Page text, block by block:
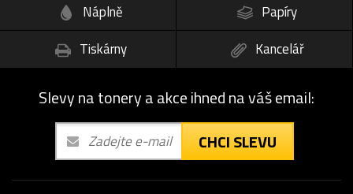
Náplně
Papíry
Tiskárny
Kancelář
Slevy na tonery a akce ihned na váš email:
CHCI SLEVU